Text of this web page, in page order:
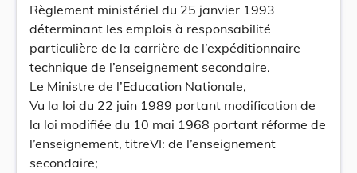
Règlement ministériel du 25 janvier 1993
déterminant les emplois à responsabilité
particulière de la carrière de l’expéditionnaire
technique de l’enseignement secondaire.
Le Ministre de l’Education Nationale,
Vu la loi du 22 juin 1989 portant modification de
la loi modifiée du 10 mai 1968 portant réforme de
l’enseignement, titreVI: de l’enseignement
secondaire;